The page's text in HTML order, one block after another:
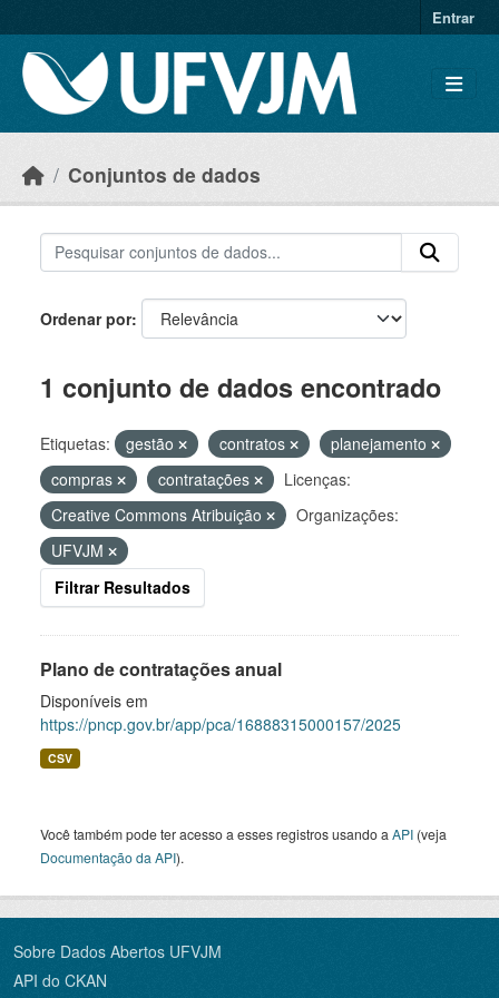
Entrar
Conjuntos de dados
Ordenar por
1 conjunto de dados encontrado
Etiquetas: gestão contratos
planejamento
compras
contratações
Licenças:
Creative Commons Atribuição
Organizações:
UFVJM
Filtrar Resultados
Plano de contratações anual
Disponíveis em
https://pncp.gov.br/app/pca/16888315000157/2025
CSV
Você também pode ter acesso a esses registros usando a API (veja
Documentação da API).
Sobre Dados Abertos UFVJM
API do CKAN